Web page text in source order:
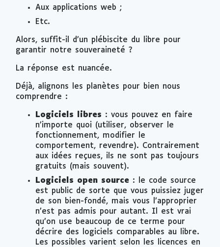
Aux applications web ;
Etc.
Alors, suffit-il d’un plébiscite du libre pour
garantir notre souveraineté ?
La réponse est nuancée.
Déjà, alignons les planètes pour bien nous
comprendre :
Logiciels libres : vous pouvez en faire
n’importe quoi (utiliser, observer le
fonctionnement, modifier le
comportement, revendre). Contrairement
aux idées reçues, ils ne sont pas toujours
gratuits (mais souvent).
Logiciels open source : le code source
est public de sorte que vous puissiez juger
de son bien-fondé, mais vous l’approprier
n’est pas admis pour autant. Il est vrai
qu’on use beaucoup de ce terme pour
décrire des logiciels comparables au libre.
Les possibles varient selon les licences en